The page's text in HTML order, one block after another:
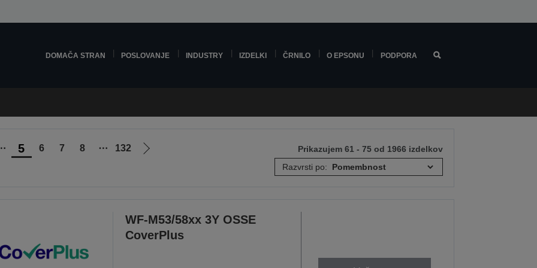
DOMAČA STRAN POSLOVANJE INDUSTRY IZDELKI ČRNILO O EPSONU PODPORA
5 6 7 8 ⋯ 132
Pojdi
Prikazujem 61 - 75 od 1966 izdelkov
Razvrsti po:
WF-M53/58xx 3Y OSSE
CoverPlus